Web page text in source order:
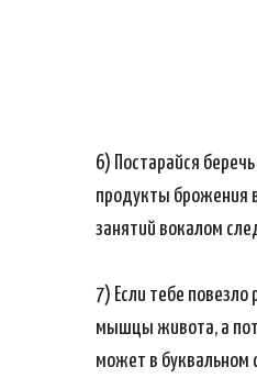
6) Постарайся
продукты брожения
занятий вокалом
7) Если тебе
мышцы живота, а
может в буквальном